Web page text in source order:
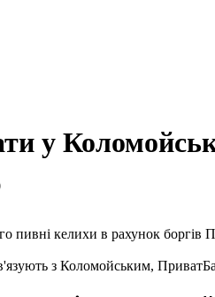
у
з Коломойським,